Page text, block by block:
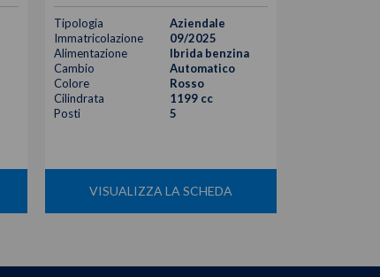
Tipologia
Aziendale
Immatricolazione
09/2025
Alimentazione
Ibrida benzina
Cambio
Automatico
Colore
Rosso
Cilindrata
1199 cc
Posti
5
VISUALIZZA LA SCHEDA